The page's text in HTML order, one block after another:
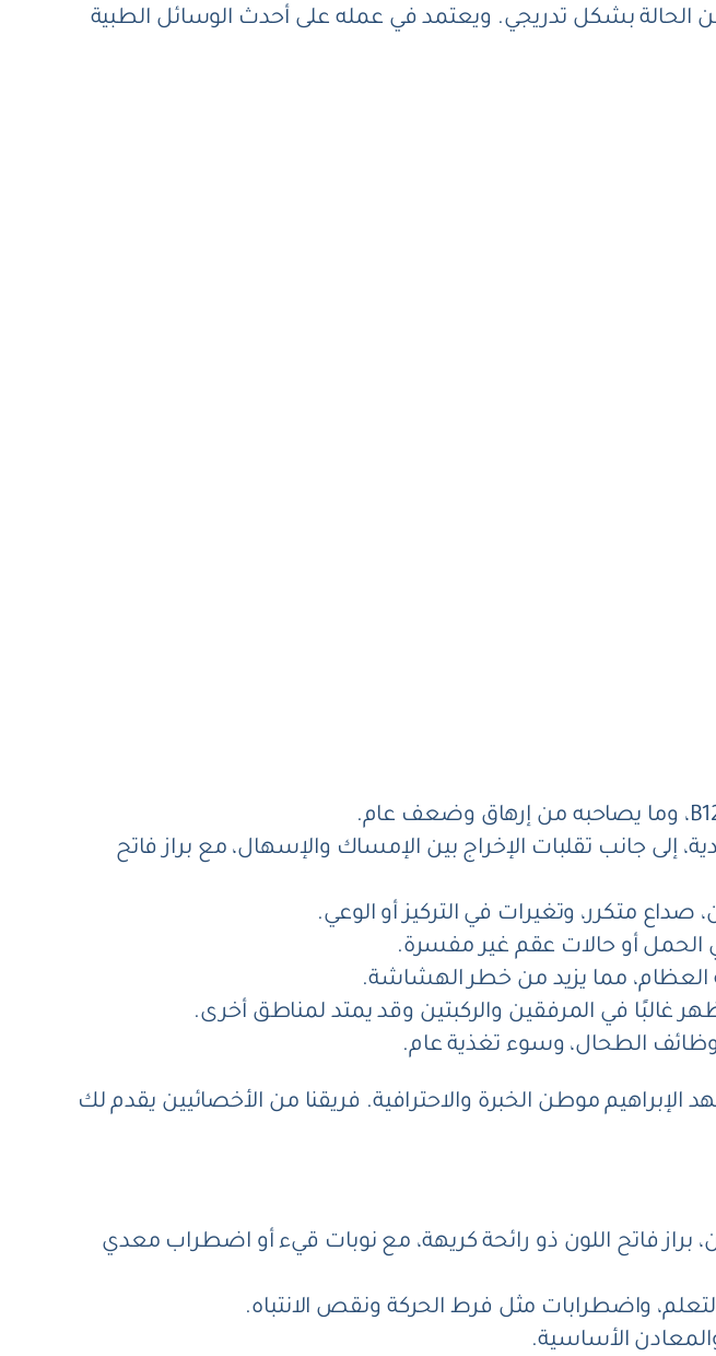
الحالة بشكل تدريجي. ويعتمد في عمله على أحدث الوسائل الطبية
إلى جانب تقلبات الإخراج بين الإمساك والإسهال، مع براز فاتح
متكرر، وتغيرات في التركيز أو الوعي.
أو حالات عقم غير مفسرة.
العظام، مما يزيد من خطر الهشاشة.
غالبًا في المرفقين والركبتين وقد يمتد لمناطق أخرى.
وظائف الطحال، وسوء تغذية عام.
الإبراهيم موطن الخبرة والاحترافية. فريقنا من الأخصائيين يقدم لك
براز فاتح اللون ذو رائحة كريهة، مع نوبات قيء أو اضطراب معدي
واضطرابات مثل فرط الحركة ونقص الانتباه.
الأساسية.